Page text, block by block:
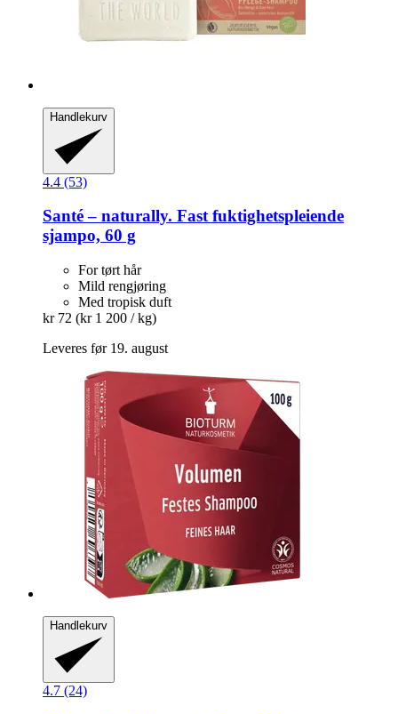
Handlekurv
4.4 (53)
Santé – naturally. Fast fuktighetspleiende
sjampo, 60 g
For tørt hår
Mild rengjøring
Med tropisk duft
kr 72 (kr 1 200 / kg)
Leveres før 19. august
Handlekurv
4.7 (24)